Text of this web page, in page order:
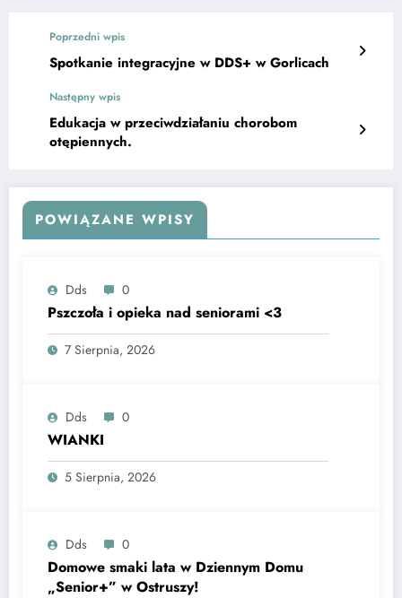
Poprzedni wpis
Spotkanie integracyjne w DDS+ w Gorlicach
Następny wpis
Edukacja w przeciwdziałaniu chorobom
otępiennych.
POWIĄZANE WPISY
Dds 0
Pszczoła i opieka nad seniorami <3
7 Sierpnia, 2026
Dds 0
WIANKI
5 Sierpnia, 2026
Dds 0
Domowe smaki lata w Dziennym Domu
„Senior+” w Ostruszy!